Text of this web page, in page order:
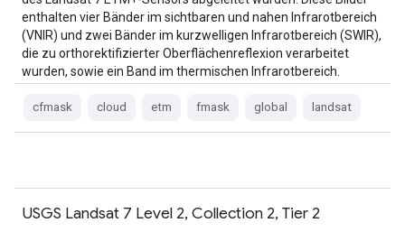
enthalten vier Bänder im sichtbaren und nahen Infrarotbereich
(VNIR) und zwei Bänder im kurzwelligen Infrarotbereich (SWIR),
die zu orthorektifizierter Oberflächenreflexion verarbeitet
wurden, sowie ein Band im thermischen Infrarotbereich.
cfmask cloud etm fmask global landsat
USGS Landsat 7 Level 2, Collection 2, Tier 2